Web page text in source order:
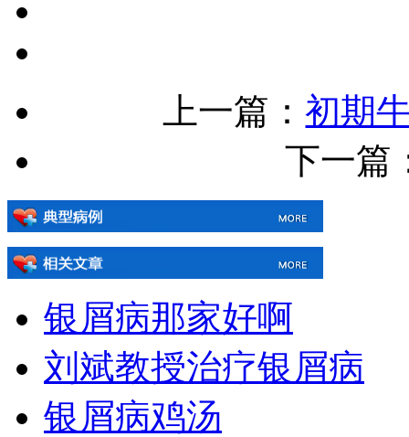
上一篇：初期
下一篇
银屑病那家好啊
刘斌教授治疗银屑病
银屑病鸡汤